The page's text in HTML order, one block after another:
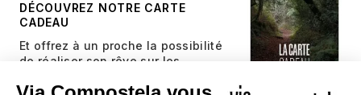
DÉCOUVREZ NOTRE CARTE
CADEAU
Et offrez à un proche la possibilité
de réaliser son rêve sur les